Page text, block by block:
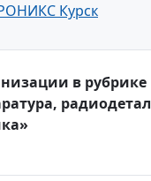
Курск
в рубрике